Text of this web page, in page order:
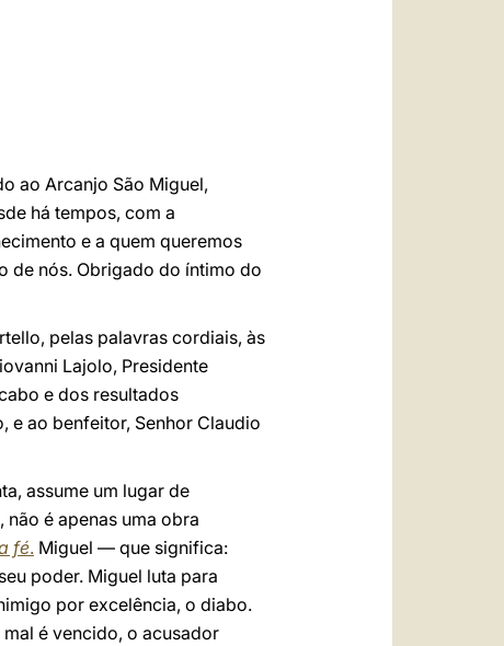
ao Arcanjo São Miguel,
há tempos, com a
e a quem queremos
de nós. Obrigado do íntimo do
pelas palavras cordiais, às
Lajolo, Presidente
e dos resultados
e ao benfeitor, Senhor Claudio
assume um lugar de
é apenas uma obra
fé. Miguel — que significa:
poder. Miguel luta para
por excelência, o diabo.
é vencido, o acusador